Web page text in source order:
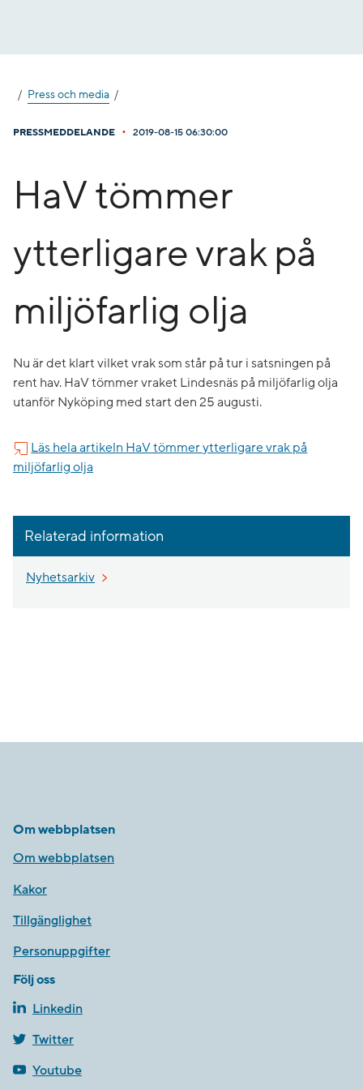
Press och media
PRESSMEDDELANDE • 2019-08-15 06:30:00
HaV tömmer
ytterligare vrak på
miljöfarlig olja
Nu är det klart vilket vrak som står på tur i satsningen på
rent hav. HaV tömmer vraket Lindesnäs på miljöfarlig olja
utanför Nyköping med start den 25 augusti.
Läs hela artikeln HaV tömmer ytterligare vrak på
miljöfarlig olja
Relaterad information
Nyhetsarkiv
Om webbplatsen
Om webbplatsen
Kakor
Tillgänglighet
Personuppgifter
Följ oss
Linkedin
Twitter
Youtube